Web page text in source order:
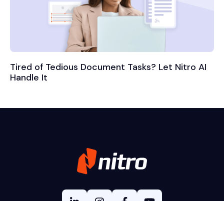
Tired of Tedious Document Tasks? Let Nitro AI
Handle It